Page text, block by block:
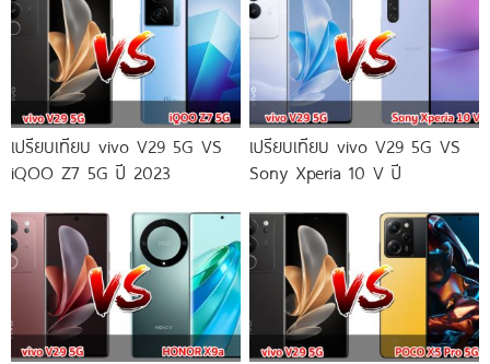
เปรียบเทียบ vivo V29 5G VS
iQOO Z7 5G ปี 2023
เปรียบเทียบ vivo V29 5G VS
Sony Xperia 10 V ปี